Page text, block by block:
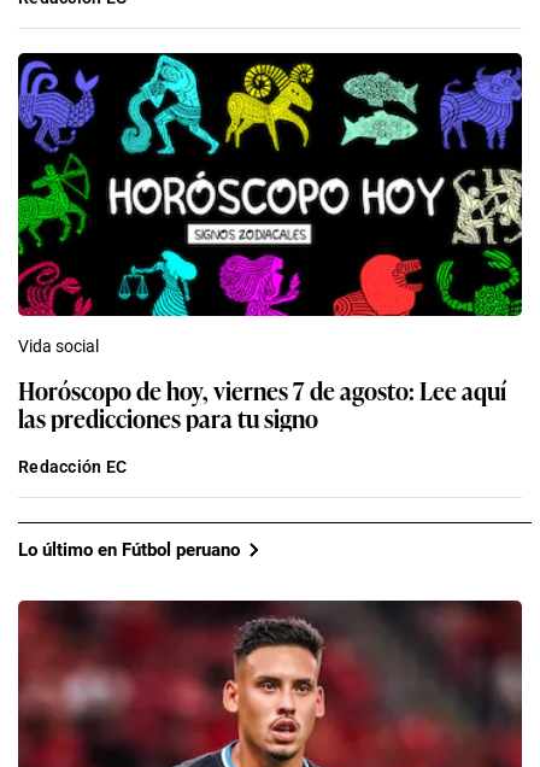
Vida social
Horóscopo de hoy, viernes 7 de agosto: Lee aquí
las predicciones para tu signo
Redacción EC
Lo último en Fútbol peruano